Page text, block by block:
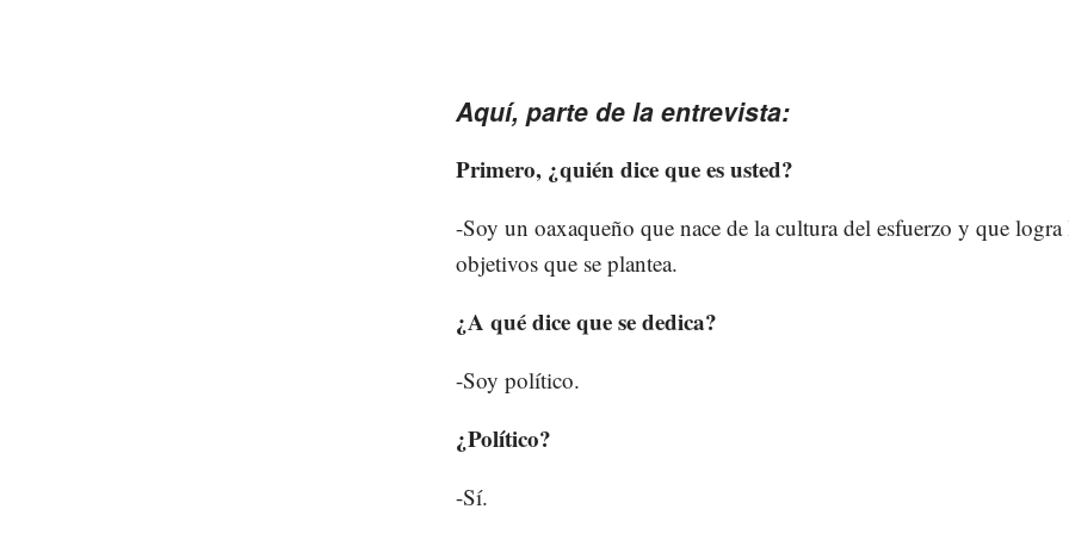
Aquí, parte de la entrevista:
Primero, ¿quién dice que es usted?
-Soy un oaxaqueño que nace de la cultura del esfuerzo y que logra
objetivos que se plantea.
¿A qué dice que se dedica?
-Soy político.
¿Político?
-Sí.